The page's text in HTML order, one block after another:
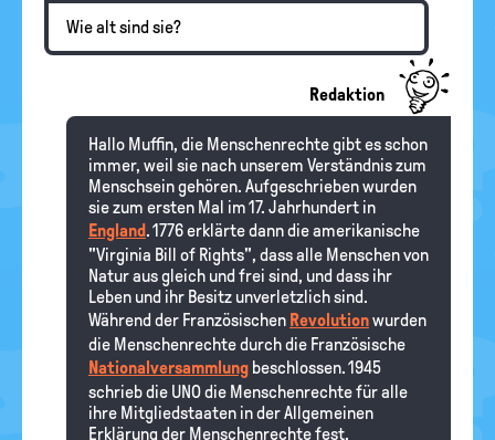
Wie alt sind sie?
Redaktion
Hallo Muffin, die Menschenrechte gibt es schon
immer, weil sie nach unserem Verständnis zum
Menschsein gehören. Aufgeschrieben wurden
sie zum ersten Mal im 17. Jahrhundert in
England. 1776 erklärte dann die amerikanische
"Virginia Bill of Rights", dass alle Menschen von
Natur aus gleich und frei sind, und dass ihr
Leben und ihr Besitz unverletzlich sind.
Während der Französischen Revolutionwurden
die Menschenrechte durch die Französische
Nationalversammlung beschlossen. 1945
schrieb die UNO die Menschenrechte für alle
ihre Mitgliedstaaten in der Allgemeinen
Erklärung der Menschenrechte fest.